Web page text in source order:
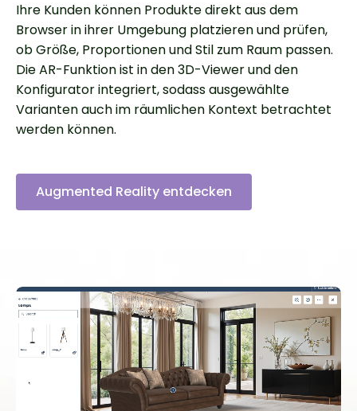
Ihre Kunden können Produkte direkt aus dem
Browser in ihrer Umgebung platzieren und prüfen,
ob Größe, Proportionen und Stil zum Raum passen.
Die AR-Funktion ist in den 3D-Viewer und den
Konfigurator integriert, sodass ausgewählte
Varianten auch im räumlichen Kontext betrachtet
werden können.
Augmented Reality entdecken